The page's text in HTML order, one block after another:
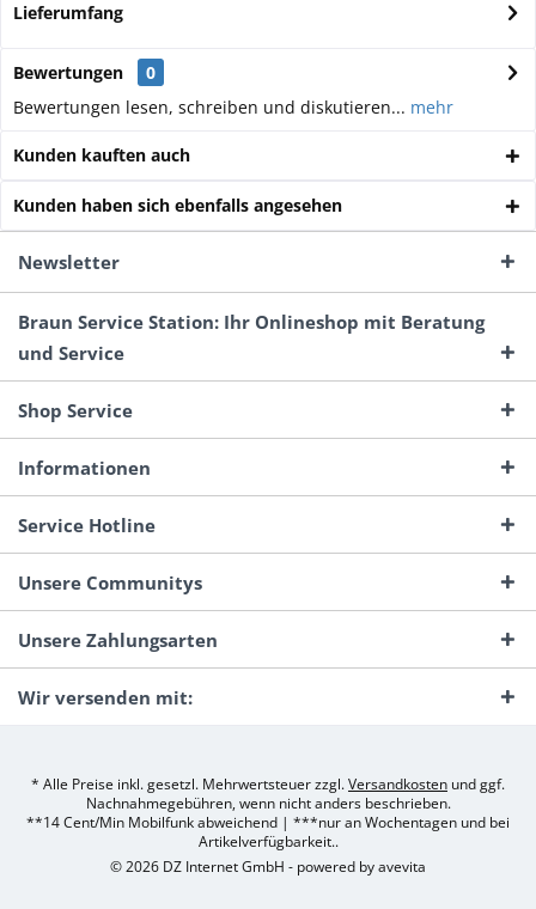
Lieferumfang
Bewertungen
0
Bewertungen lesen, schreiben und diskutieren... mehr
Kunden kauften auch
Kunden haben sich ebenfalls angesehen
Newsletter
Braun Service Station: Ihr Onlineshop mit Beratung
und Service
Shop Service
Informationen
Service Hotline
Unsere Communitys
Unsere Zahlungsarten
Wir versenden mit:
* Alle Preise inkl. gesetzl. Mehrwertsteuer zzgl.Versandkosten und ggf.
Nachnahmegebühren, wenn nicht anders beschrieben.
**14 Cent/Min Mobilfunk abweichend | ***nur an Wochentagen und bei
Artikelverfügbarkeit..
© 2026 DZ Internet GmbH - powered byavevita